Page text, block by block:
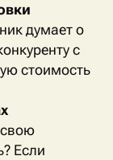
думает о
с
стоимость
Если